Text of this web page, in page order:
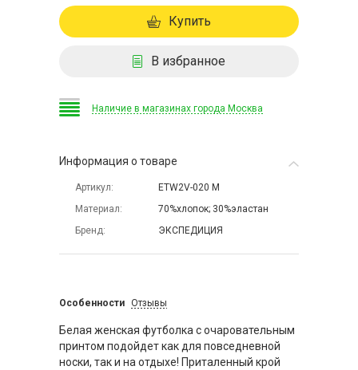
Купить
В избранное
Наличие в магазинах города Москва
Информация о товаре
Артикул
ETW2V-020 M
Материал
70%хлопок; 30%эластан
Бренд
ЭКСПЕДИЦИЯ
Особенности Отзывы
Белая женская футболка с очаровательным
принтом подойдет как для повседневной
носки, так и на отдыхе! Приталенный крой